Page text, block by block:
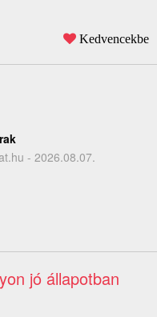
Kedvencekbe
- 2026.08.07.
jó állapotban